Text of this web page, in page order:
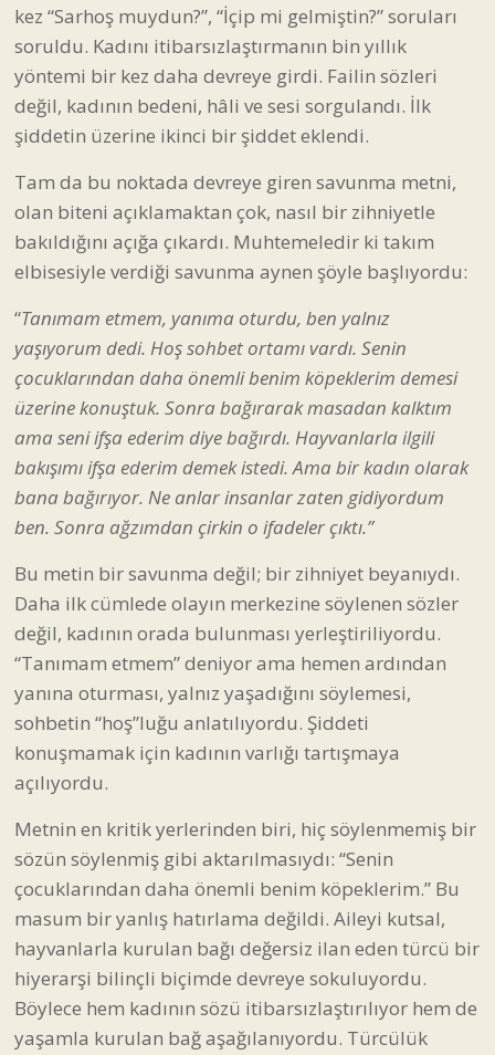
kez “Sarhoş muydun?”, “İçip mi gelmiştin?” soruları
soruldu. Kadını itibarsızlaştırmanın bin yıllık
yöntemi bir kez daha devreye girdi. Failin sözleri
değil, kadının bedeni, hâli ve sesi sorgulandı. İlk
şiddetin üzerine ikinci bir şiddet eklendi.
Tam da bu noktada devreye giren savunma metni,
olan biteni açıklamaktan çok, nasıl bir zihniyetle
bakıldığını açığa çıkardı. Muhtemeledir ki takım
elbisesiyle verdiği savunma aynen şöyle başlıyordu:
“Tanımam etmem, yanıma oturdu, ben yalnız
yaşıyorum dedi. Hoş sohbet ortamı vardı. Senin
çocuklarından daha önemli benim köpeklerim demesi
üzerine konuştuk. Sonra bağırarak masadan kalktım
ama seni ifşa ederim diye bağırdı. Hayvanlarla ilgili
bakışımı ifşa ederim demek istedi. Ama bir kadın olarak
bana bağırıyor. Ne anlar insanlar zaten gidiyordum
ben. Sonra ağzımdan çirkin o ifadeler çıktı.”
Bu metin bir savunma değil; bir zihniyet beyanıydı.
Daha ilk cümlede olayın merkezine söylenen sözler
değil, kadının orada bulunması yerleştiriliyordu.
“Tanımam etmem” deniyor ama hemen ardından
yanına oturması, yalnız yaşadığını söylemesi,
sohbetin “hoş”luğu anlatılıyordu. Şiddeti
konuşmamak için kadının varlığı tartışmaya
açılıyordu.
Metnin en kritik yerlerinden biri, hiç söylenmemiş bir
sözün söylenmiş gibi aktarılmasıydı: “Senin
çocuklarından daha önemli benim köpeklerim.” Bu
masum bir yanlış hatırlama değildi. Aileyi kutsal,
hayvanlarla kurulan bağı değersiz ilan eden türcü bir
hiyerarşi bilinçli biçimde devreye sokuluyordu.
Böylece hem kadının sözü itibarsızlaştırılıyor hem de
yaşamla kurulan bağ aşağılanıyordu. Türcülük